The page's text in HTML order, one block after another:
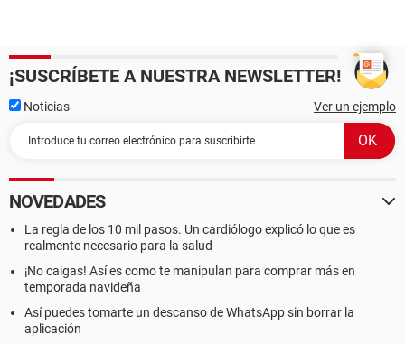
¡SUSCRÍBETE A NUESTRA NEWSLETTER!
Noticias Ver un ejemplo
NOVEDADES
La regla de los 10 mil pasos. Un cardiólogo explicó lo que es
realmente necesario para la salud
¡No caigas! Así es como te manipulan para comprar más en
temporada navideña
Así puedes tomarte un descanso de WhatsApp sin borrar la
aplicación